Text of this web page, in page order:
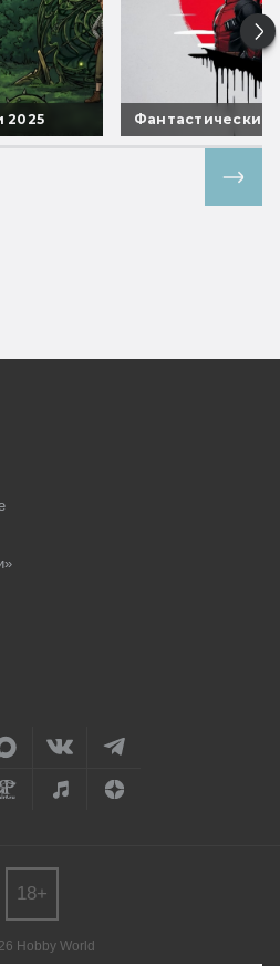
2025 Фантастические
Hobby World
18+